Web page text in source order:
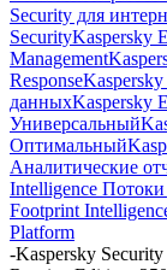
Security для
SecurityKaspersky
Management
Response
данныхKaspersky
Универсальный
Оптимальный
Аналитические
Intelligence
Footprint
Platform
-Kaspersky